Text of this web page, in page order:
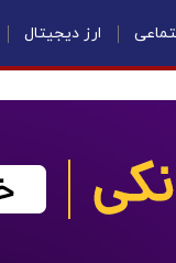
ارز دیجیتال